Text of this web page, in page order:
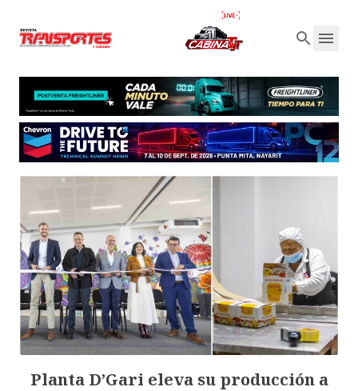
Planta D’Gari eleva su producción a